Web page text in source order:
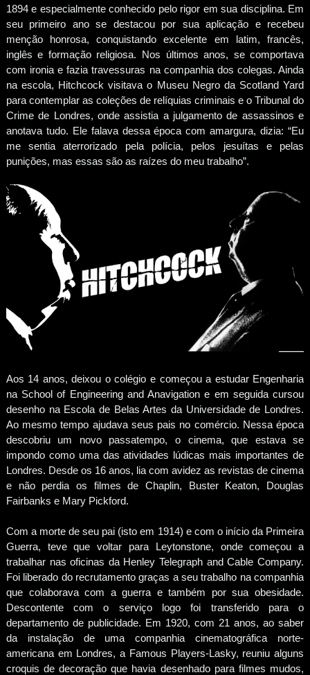
1894 e especialmente conhecido pelo rigor em sua disciplina. Em
seu primeiro ano se destacou por sua aplicação e recebeu
menção honrosa, conquistando excelente em latim, francês,
inglês e formação religiosa. Nos últimos anos, se comportava
com ironia e fazia travessuras na companhia dos colegas. Ainda
na escola, Hitchcock visitava o Museu Negro da Scotland Yard
para contemplar as coleções de relíquias criminais e o Tribunal do
Crime de Londres, onde assistia a julgamento de assassinos e
anotava tudo. Ele falava dessa época com amargura, dizia: “Eu
me sentia aterrorizado pela polícia, pelos jesuítas e pelas
punições, mas essas são as raízes do meu trabalho”.
Aos 14 anos, deixou o colégio e começou a estudar Engenharia
na School of Engineering and Anavigation e em seguida cursou
desenho na Escola de Belas Artes da Universidade de Londres.
Ao mesmo tempo ajudava seus pais no comércio. Nessa época
descobriu um novo passatempo, o cinema, que estava se
impondo como uma das atividades lúdicas mais importantes de
Londres. Desde os 16 anos, lia com avidez as revistas de cinema
e não perdia os filmes de Chaplin, Buster Keaton, Douglas
Fairbanks e Mary Pickford.
Com a morte de seu pai (isto em 1914) e com o início da Primeira
Guerra, teve que voltar para Leytonstone, onde começou a
trabalhar nas oficinas da Henley Telegraph and Cable Company.
Foi liberado do recrutamento graças a seu trabalho na companhia
que colaborava com a guerra e também por sua obesidade.
Descontente com o serviço logo foi transferido para o
departamento de publicidade. Em 1920, com 21 anos, ao saber
da instalação de uma companhia cinematográfica norte-
americana em Londres, a Famous Players-Lasky, reuniu alguns
croquis de decoração que havia desenhado para filmes mudos,